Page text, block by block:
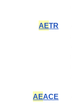
AETR
AEACE